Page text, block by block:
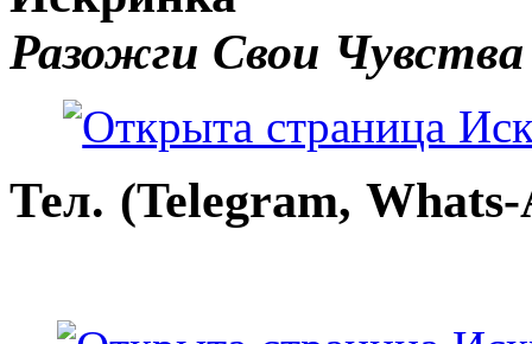
Разожги Свои Чувства
Тел. (Telegram,